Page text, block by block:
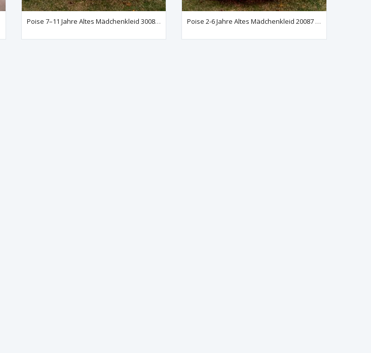
Poise 7–11 Jahre Altes Mädchenkleid 30087 Orange Poise 2-6 Jahre Altes Mädchenkleid 20087 Orange